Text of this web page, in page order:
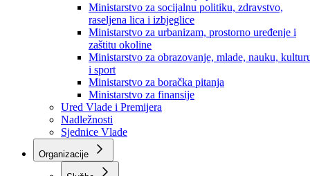
Ministarstvo za privredu
Ministarstvo za pravosuđe, upravu i radne odnose
Ministarstvo za unutrašnje poslove
Ministarstvo za socijalnu politiku, zdravstvo,
raseljena lica i izbjeglice
Ministarstvo za urbanizam, prostorno uređenje i
zaštitu okoline
Ministarstvo za obrazovanje, mlade, nauku,
i sport
Ministarstvo za boračka pitanja
Ministarstvo za finansije
Ured Vlade i Premijera
Nadležnosti
Sjednice Vlade